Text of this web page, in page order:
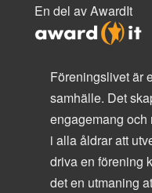
En del av AwardIt
Föreningslivet är
samhälle. Det
engagemang
i alla åldrar att
driva en förening
det en utmaning